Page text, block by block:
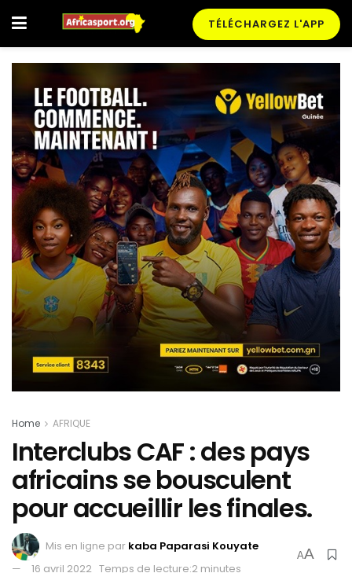
TÉLÉCHARGEZ L'APP
Home AFRIQUE
Interclubs CAF : des pays
africains se bousculent
pour accueillir les finales.
Mis en ligne par kaba Paparasi Kouyate
16 avril 2022 Temps de lecture:2 minutes
AA